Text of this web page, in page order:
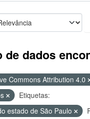
de dados
Commons Attribution 4.0
Etiquetas:
estado de São Paulo